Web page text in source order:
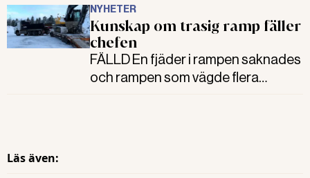
lyftanordningen.
NYHETER
Kunskap om trasig ramp fäller
chefen
FÄLLD En fjäder i rampen saknades
och rampen som vägde flera
Läs även: